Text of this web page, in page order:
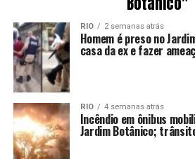
RIO 2 semanas atrás
Homem é preso no
casa da ex e fazer
RIO 4 semanas atrás
Incêndio em ônibus
Jardim Botânico;